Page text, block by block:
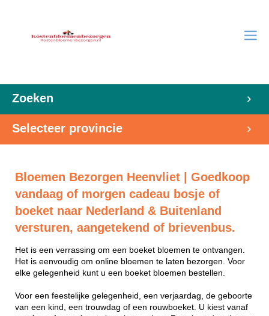
Zoeken
Selecteer provincie
Bloemen Bezorgen Heenvliet | Goedkoop
vandaag of morgen cadeau bosje of
boeket naar Nederland & Buitenland
versturen, aangetekend of brievenbus.
Het is een verrassing om een boeket bloemen te ontvangen.
Het is eenvoudig om online bloemen te laten bezorgen. Voor
elke gelegenheid kunt u een boeket bloemen bestellen.
Voor een feestelijke gelegenheid, een verjaardag, de geboorte
van een kind, een trouwdag of een rouwboeket. U kiest vanaf